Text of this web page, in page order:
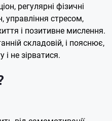
регулярні фізичні
управління стресом,
і позитивне мислення.
складовій, і пояснює,
не зірватися.